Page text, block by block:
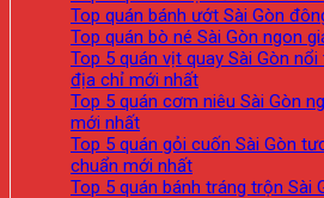
Top quán bánh ướt Sài Gòn
Top quán bò né Sài Gòn ngon
Top 5 quán vịt quay Sài Gòn
địa chỉ mới nhất
Top 5 quán cơm niêu Sài Gòn
mới nhất
Top 5 quán gỏi cuốn Sài Gòn
chuẩn mới nhất
Top 5 quán bánh tráng trộn Sài